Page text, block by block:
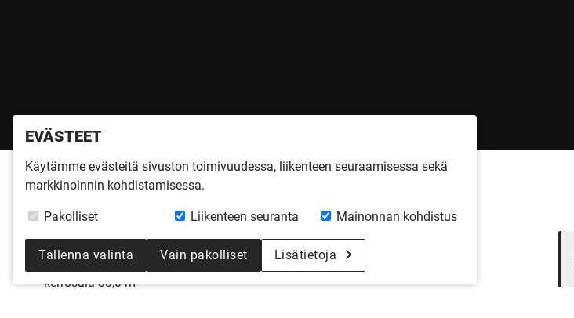
AUTOKATOS 2
kerrosala 33,0 m
EVÄSTEET
Käytämme evästeitä sivuston toimivuudessa, liikenteen seuraamisessa sekä
markkinoinnin kohdistamisessa.
Pakolliset Liikenteen seuranta Mainonnan kohdistus
Tallenna valinta Vain pakolliset Lisätietoja